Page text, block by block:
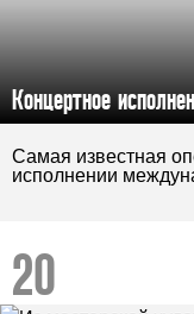
Концертное
Самая известная
исполнении